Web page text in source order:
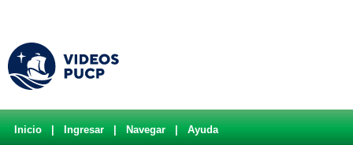
Inicio Ingresar Navegar Ayuda